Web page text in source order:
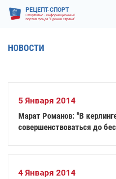
РЕЦЕПТ-СПОРТ
Спортивно - информационный
портал фонда "Единая страна"
НОВОСТИ
5 Января 2014
Марат Романов: "В
совершенствоваться до
4 Января 2014